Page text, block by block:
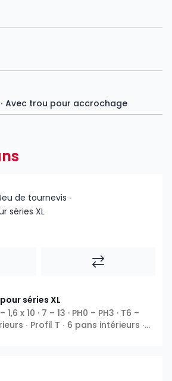
Avec trou pour accrochage
séries XL
x 10 · 7 – 13 · PH0 – PH3 · T6 –
∙ Profil T ∙ 6 pans intérieurs ∙